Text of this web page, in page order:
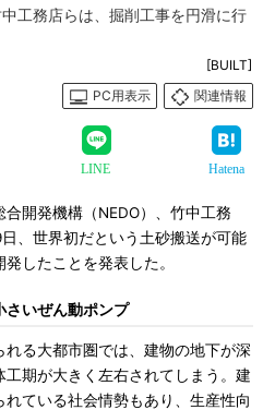
工務店らは、掘削工事を円滑に行
[BUILT]
PC用表示
関連情報
LINE Hatena
開発機構（NEDO）、竹中工務
、世界初だという土砂搬送が可能
したことを発表した。
さいぜん動ポンプ
る大都市圏では、建物の地下が深
工期が大きく左右されてしまう。建
ている社会情勢もあり、生産性向